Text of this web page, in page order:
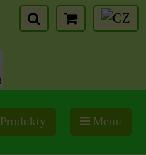
Produkty Menu